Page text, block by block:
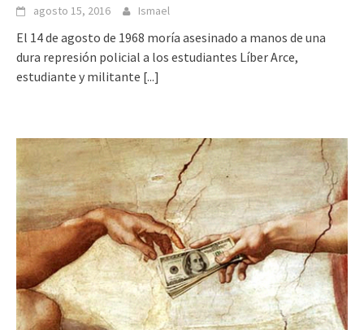
agosto 15, 2016 Ismael
El 14 de agosto de 1968 moría asesinado a manos de una
dura represión policial a los estudiantes Líber Arce,
estudiante y militante [...]